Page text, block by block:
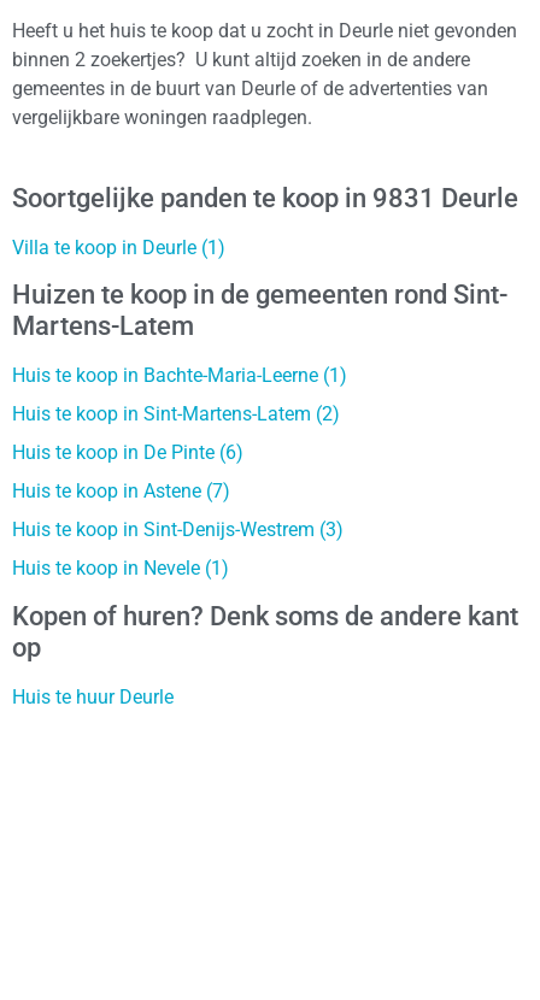
Heeft u het huis te koop dat u zocht in Deurle niet gevonden
binnen 2 zoekertjes? U kunt altijd zoeken in de andere
gemeentes in de buurt van Deurle of de advertenties van
vergelijkbare woningen raadplegen.
Soortgelijke panden te koop in 9831 Deurle
Villa te koop in Deurle (1)
Huizen te koop in de gemeenten rond Sint-
Martens-Latem
Huis te koop in Bachte-Maria-Leerne (1)
Huis te koop in Sint-Martens-Latem (2)
Huis te koop in De Pinte (6)
Huis te koop in Astene (7)
Huis te koop in Sint-Denijs-Westrem (3)
Huis te koop in Nevele (1)
Kopen of huren? Denk soms de andere kant
op
Huis te huur Deurle